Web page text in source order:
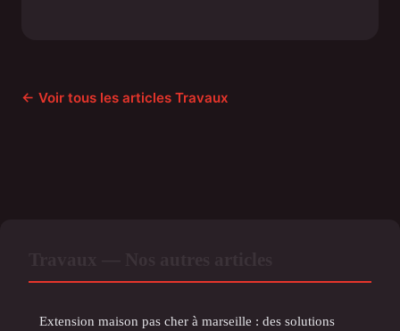
← Voir tous les articles Travaux
Extension maison pas cher à marseille : des solutions